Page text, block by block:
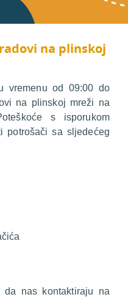
na plinskoj
vremenu od 09:00 do
na plinskoj mreži na
s isporukom
potrošači sa sljedećeg
da nas kontaktiraju na